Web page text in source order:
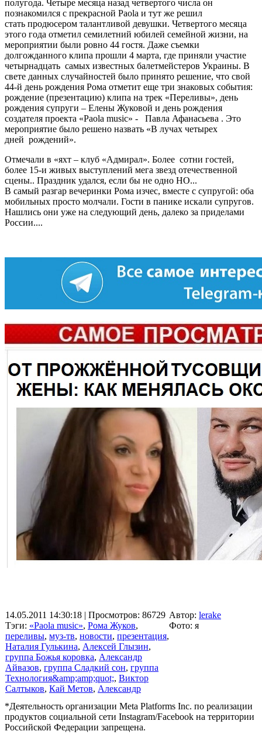
полугода. Четыре месяца назад четвертого числа он
познакомился с прекрасной Paola и тут же решил
стать продюсером талантливой девушки. Четвертого месяца
этого года отметил семилетний юбилей семейной жизни, на
мероприятии были ровно 44 гостя. Даже съемки
долгожданного клипа прошли 4 марта, где приняли участие
четырнадцать самых известных балетмейстеров Украины. В
свете данных случайностей было принято решение, что свой
44-й день рождения Рома отметит еще три знаковых события:
рождение (презентацию) клипа на трек «Переливы», день
рождения супруги – Елены Жуковой и день рождения
создателя проекта «Paola music» - Павла Афанасьева . Это
мероприятие было решено назвать «В лучах четырех
дней рождений».
Отмечали в «яхт – клуб «Адмирал». Более сотни гостей,
более 15-и живых выступлений мега звезд отечественной
сцены.. Праздник удался, если бы не одно НО...
В самый разгар вечеринки Рома изчес, вместе с супругой: оба
мобильных просто молчали. Гости в панике искали супругов.
Нашлись они уже на следующий день, далеко за приделами
России....
14.05.2011 14:30:18 | Просмотров: 86729
Тэги: «Paola music», Рома Жуков,
переливы, муз-тв, новости, презентация,
Наталия Гулькина, Алексей Глызин,
группа Божья коровка, Александр
Айвазов, группа Сладкий сон, группа
Технология&amp;amp;quot;, Виктор
Салтыков, Кай Метов, Александр
Автор: lerake
Фото: я
*Деятельность организации Meta Platforms Inc. по реализации
продуктов социальной сети Instagram/Facebook на территории
Российской Федерации запрещена.